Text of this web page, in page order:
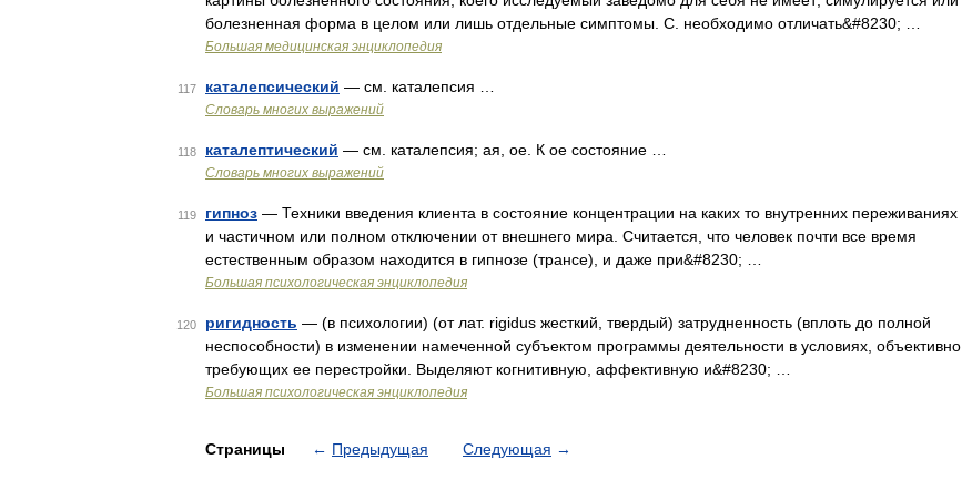
болезненная форма в целом или лишь отдельные симптомы. С. необходимо отличать&#8230; …
Большая медицинская энциклопедия
117 каталепсический — см. каталепсия …
Словарь многих выражений
118 каталептический — см. каталепсия; ая, ое. К ое состояние …
Словарь многих выражений
119 гипноз — Техники введения клиента в состояние концентрации на каких то внутренних переживаниях
и частичном или полном отключении от внешнего мира. Считается, что человек почти все время
естественным образом находится в гипнозе (трансе), и даже при&#8230; …
Большая психологическая энциклопедия
120 ригидность — (в психологии) (от лат. rigidus жесткий, твердый) затрудненность (вплоть до полной
неспособности) в изменении намеченной субъектом программы деятельности в условиях, объективно
требующих ее перестройки. Выделяют когнитивную, аффективную и&#8230; …
Большая психологическая энциклопедия
Страницы ← Предыдущая Следующая →